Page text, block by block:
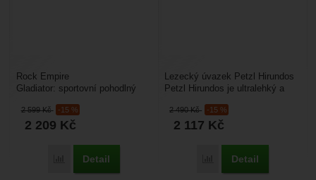
2 599Kč -15 %
2 209 Kč
Porovnat
Detail
Rock Empire
Gladiator: sportovní pohodlný
i nohavičkami a extra
výztuhou...
2 490Kč -15 %
2 117 Kč
Porovnat
Detail
Lezecký úvazek Petzl Hirundos
Petzl Hirundos je ultralehký a
primárně pro sportovní...